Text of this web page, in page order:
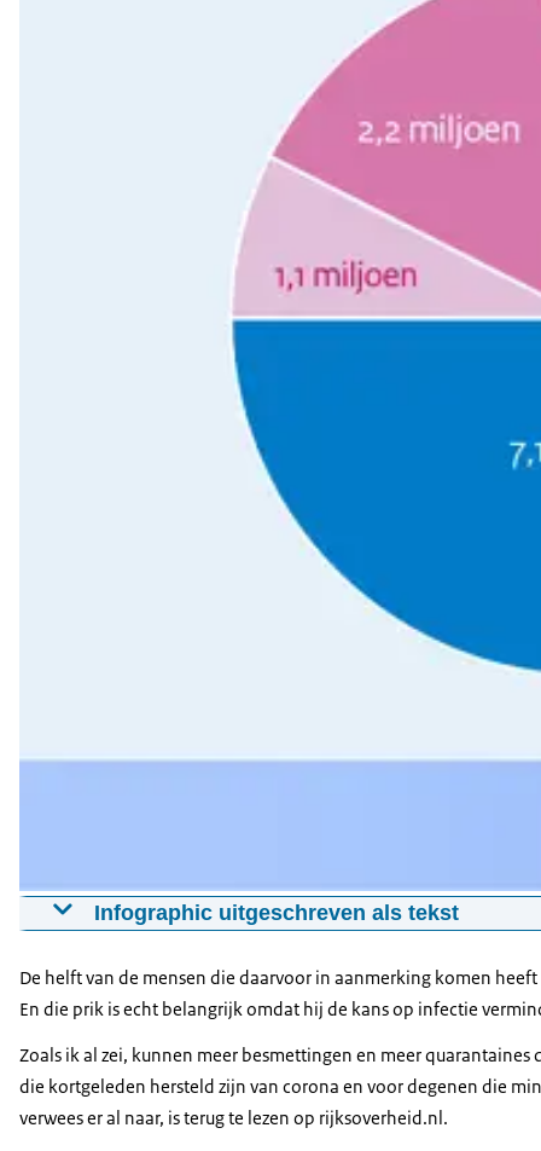
Infographic uitgeschreven als tekst
nog niet de boosterprik gehaald. Een groep van 2,2
Minister Kuipers gebruikte voor deze grafiek gegevens
De helft van de mensen die daarvoor in aanmerking komen
En die prik is echt belangrijk omdat hij de kans op infectie
Zoals ik al zei, kunnen meer besmettingen en meer
die kortgeleden hersteld zijn van corona en voor degenen die
verwees er al naar, is terug te lezen op rijksoverheid.nl.